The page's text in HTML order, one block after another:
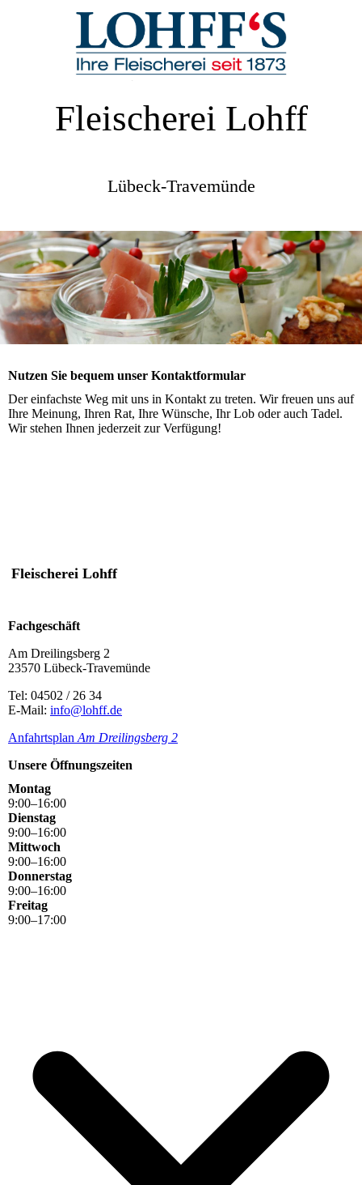
Fleischerei Lohff
Lübeck-Travemünde
Nutzen Sie bequem unser Kontaktformular
Der einfachste Weg mit uns in Kontakt zu treten. Wir freuen uns auf
Ihre Meinung, Ihren Rat, Ihre Wünsche, Ihr Lob oder auch Tadel.
Wir stehen Ihnen jederzeit zur Verfügung!
Fleischerei Lohff
Fachgeschäft
Am Dreilingsberg 2
23570 Lübeck-Travemünde
Tel: 04502 / 26 34
E-Mail: info@lohff.de
Anfahrtsplan Am Dreilingsberg 2
Unsere Öffnungszeiten
Montag
9:00–16:00
Dienstag
9:00–16:00
Mittwoch
9:00–16:00
Donnerstag
9:00–16:00
Freitag
9:00–17:00